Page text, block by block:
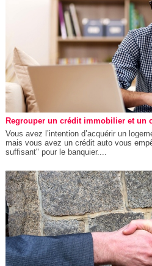
Regrouper un crédit immobilier et un
Vous avez l’intention d’acquérir un
mais vous avez un crédit auto vous
suffisant" pour le banquier....